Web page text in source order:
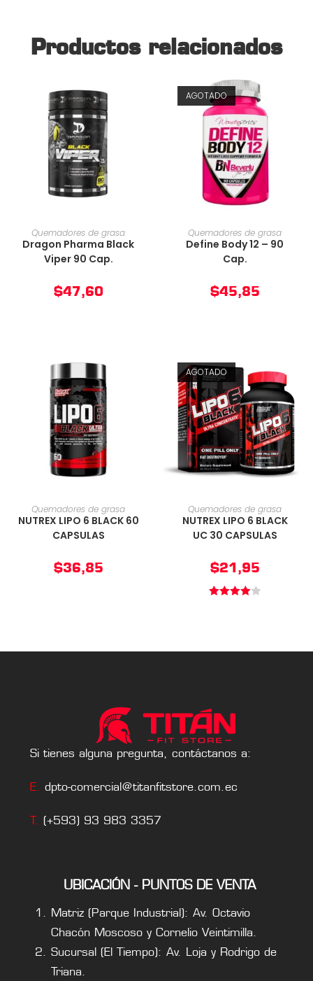
Productos relacionados
AÑADIR AL CARRITO
Quemadores de grasa
Dragon Pharma Black
Viper 90 Cap.
$47,60
AGOTADO
AÑADIR AL CARRITO
Quemadores de grasa
Define Body 12 – 90
Cap.
$45,85
AÑADIR AL CARRITO
Quemadores de grasa
NUTREX LIPO 6 BLACK 60
CAPSULAS
$36,85
AGOTADO
AÑADIR AL CARRITO
Quemadores de grasa
NUTREX LIPO 6 BLACK
UC 30 CAPSULAS
$21,95
Si tienes alguna pregunta, contáctanos a:
E. dpto-comercial@titanfitstore.com.ec
T. (+593) 93 983 3357
UBICACIÓN - PUNTOS DE VENTA
Matriz (Parque Industrial): Av. Octavio
Chacón Moscoso y Cornelio Veintimilla.
Sucursal (El Tiempo): Av. Loja y Rodrigo de
Triana.